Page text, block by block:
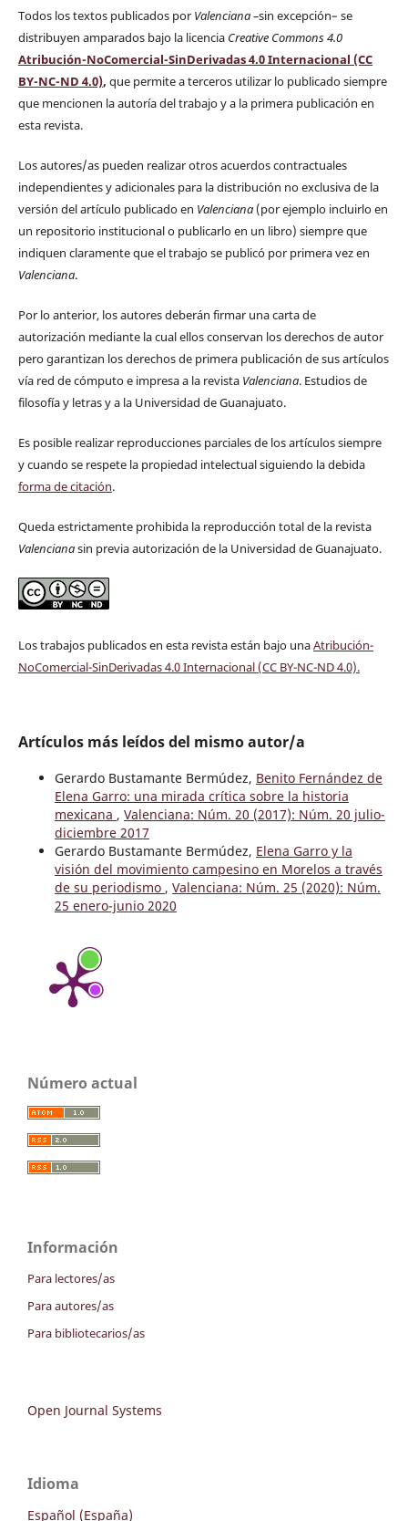
Todos los textos publicados por Valenciana–sin excepción– se
distribuyen amparados bajo la licencia Creative Commons 4.0
Atribución-NoComercial-SinDerivadas 4.0 Internacional (CC
BY-NC-ND 4.0), que permite a terceros utilizar lo publicado siempre
que mencionen la autoría del trabajo y a la primera publicación en
esta revista.
Los autores/as pueden realizar otros acuerdos contractuales
independientes y adicionales para la distribución no exclusiva de la
versión del artículo publicado en Valenciana(por ejemplo incluirlo en
un repositorio institucional o publicarlo en un libro) siempre que
indiquen claramente que el trabajo se publicó por primera vez en
Valenciana.
Por lo anterior, los autores deberán firmar una carta de
autorización mediante la cual ellos conservan los derechos de autor
pero garantizan los derechos de primera publicación de sus artículos
vía red de cómputo e impresa a la revista Valenciana. Estudios de
filosofía y letras y a la Universidad de Guanajuato.
Es posible realizar reproducciones parciales de los artículos siempre
y cuando se respete la propiedad intelectual siguiendo la debida
forma de citación.
Queda estrictamente prohibida la reproducción total de la revista
Valencianasin previa autorización de la Universidad de Guanajuato.
Los trabajos publicados en esta revista están bajo unaAtribución-
NoComercial-SinDerivadas 4.0 Internacional (CC BY-NC-ND 4.0).
Artículos más leídos del mismo autor/a
Gerardo Bustamante Bermúdez, Benito Fernández de
Elena Garro: una mirada crítica sobre la historia
mexicana , Valenciana: Núm. 20 (2017): Núm. 20 julio-
diciembre 2017
Gerardo Bustamante Bermúdez, Elena Garro y la
visión del movimiento campesino en Morelos a través
de su periodismo , Valenciana: Núm. 25 (2020): Núm.
25 enero-junio 2020
Número actual
Información
Para lectores/as
Para autores/as
Para bibliotecarios/as
Open Journal Systems
Idioma
Español (España)